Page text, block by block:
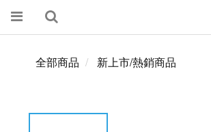
全部商品 新上市/熱銷商品